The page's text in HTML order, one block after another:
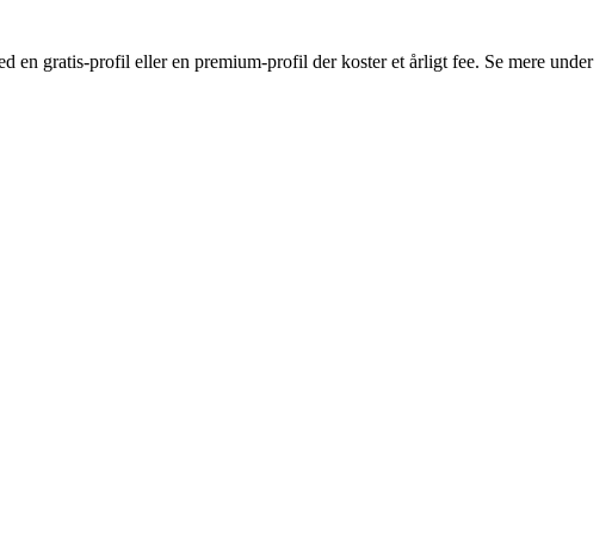
gratis-profil eller en premium-profil der koster et årligt fee. Se mere under